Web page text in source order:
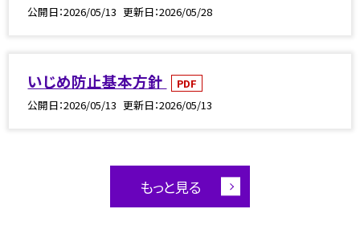
公開日 2026/05/13 更新日 2026/05/28
いじめ防止基本方針
PDF
公開日 2026/05/13 更新日 2026/05/13
もっと見る